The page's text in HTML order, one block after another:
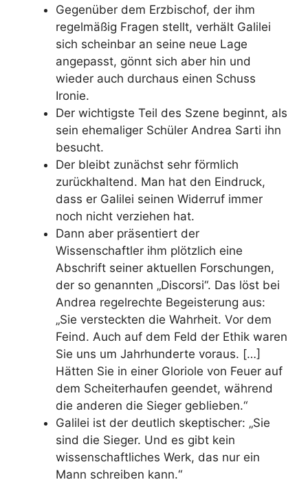
Gegenüber dem Erzbischof, der ihm
regelmäßig Fragen stellt, verhält Galilei
sich scheinbar an seine neue Lage
angepasst, gönnt sich aber hin und
wieder auch durchaus einen Schuss
Ironie.
Der wichtigste Teil des Szene beginnt, als
sein ehemaliger Schüler Andrea Sarti ihn
besucht.
Der bleibt zunächst sehr förmlich
zurückhaltend. Man hat den Eindruck,
dass er Galilei seinen Widerruf immer
noch nicht verziehen hat.
Dann aber präsentiert der
Wissenschaftler ihm plötzlich eine
Abschrift seiner aktuellen Forschungen,
der so genannten „Discorsi“. Das löst bei
Andrea regelrechte Begeisterung aus:
„Sie versteckten die Wahrheit. Vor dem
Feind. Auch auf dem Feld der Ethik waren
Sie uns um Jahrhunderte voraus. […]
Hätten Sie in einer Gloriole von Feuer auf
dem Scheiterhaufen geendet, während
die anderen die Sieger geblieben.“
Galilei ist der deutlich skeptischer: „Sie
sind die Sieger. Und es gibt kein
wissenschaftliches Werk, das nur ein
Mann schreiben kann.“